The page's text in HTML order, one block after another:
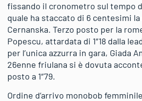
fissando il cronometro sul tempo di
quale ha staccato di 6 centesimi
Cernanska. Terzo posto per la
Popescu, attardata di 1″18 dalla
per l’unica azzurra in gara, Giada
26enne friulana si è dovuta
posto a 1″79.
Ordine d’arrivo monobob